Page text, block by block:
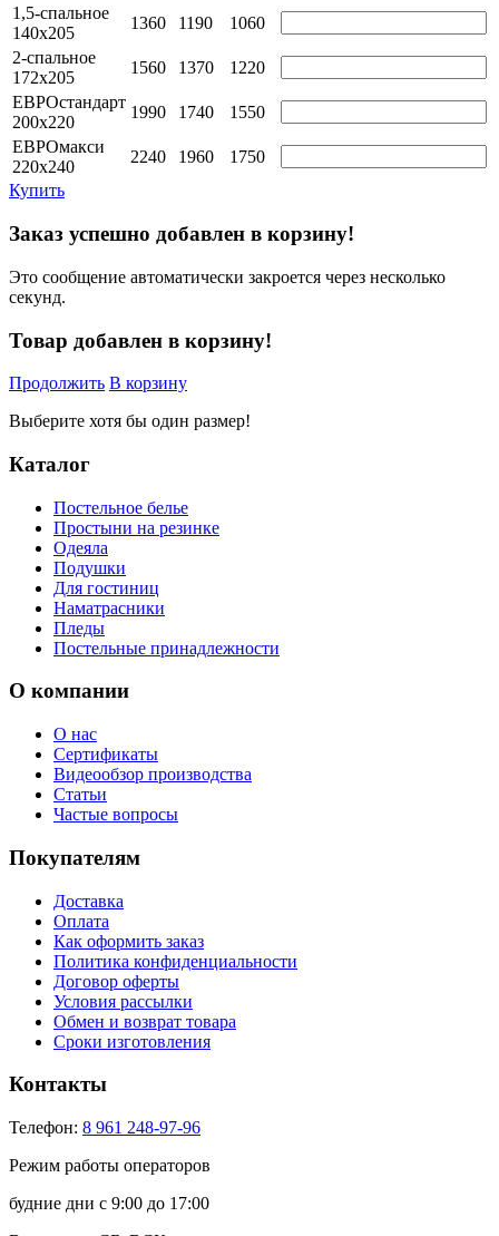
1,5-спальное
140х205
1360 1190
1060
2-спальное
172х205
1560 1370
1220
ЕВРОстандарт
200х220
1990 1740
1550
ЕВРОмакси
220х240
2240 1960
1750
Купить
Заказ успешно добавлен в корзину!
Это сообщение автоматически закроется через несколько
секунд.
Товар добавлен в корзину!
Продолжить В корзину
Выберите хотя бы один размер!
Каталог
Постельное белье
Простыни на резинке
Одеяла
Подушки
Для гостиниц
Наматрасники
Пледы
Постельные принадлежности
О компании
О нас
Сертификаты
Видеообзор производства
Статьи
Частые вопросы
Покупателям
Доставка
Оплата
Как оформить заказ
Политика конфиденциальности
Договор оферты
Условия рассылки
Обмен и возврат товара
Сроки изготовления
Контакты
Телефон: 8 961 248-97-96
Режим работы операторов
будние дни с 9:00 до 17:00